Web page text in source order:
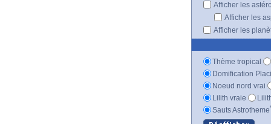
Afficher les
Afficher les
Afficher les
Thème tropical
Domification
Noeud nord vrai
Lilith vraie
Sauts Astrotheme